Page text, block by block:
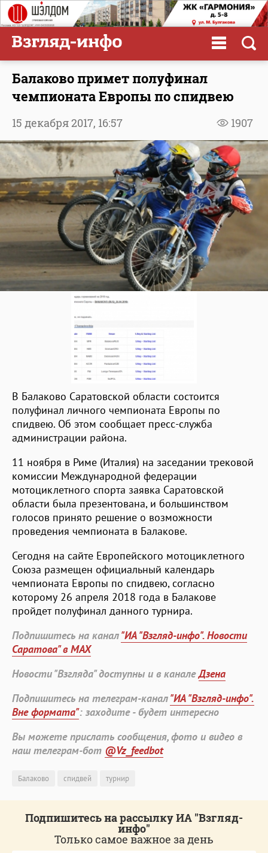
Балаково примет полуфинал
чемпионата Европы по спидвею
1907
15 декабря 2017, 16:57
В Балаково Саратовской области состоится
полуфинал личного чемпионата Европы по
спидвею. Об этом сообщает пресс-служба
администрации района.
11 ноября в Риме (Италия) на заседании трековой
комиссии Международной федерации
мотоциклетного спорта заявка Саратовской
области была презентована, и большинством
голосов принято решение о возможности
проведения чемпионата в Балакове.
Сегодня на сайте Европейского мотоциклетного
Союза размещен официальный календарь
чемпионата Европы по спидвею, согласно
которому 26 апреля 2018 года в Балакове
пройдет полуфинал данного турнира.
Подпишитесь на канал"ИА "Взгляд-инфо". Новости
Саратова" в MAX
Новости "Взгляда" доступны и в каналеДзена
Подпишитесь на телеграм-канал"ИА "Взгляд-инфо".
Вне формата": заходите - будет интересно
Вы можете прислать сообщения, фото и видео в
наш телеграм-бот @Vz_feedbot
Балаково спидвей турнир
Подпишитесь на рассылку ИА "Взгляд-
инфо"
Только самое важное за день